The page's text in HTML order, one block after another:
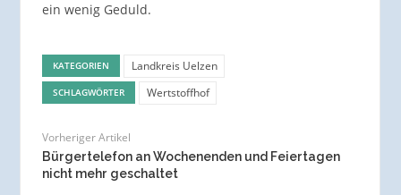
ein wenig Geduld.
KATEGORIEN Landkreis Uelzen
SCHLAGWÖRTER Wertstoffhof
Vorheriger Artikel
Bürgertelefon an Wochenenden und Feiertagen
nicht mehr geschaltet